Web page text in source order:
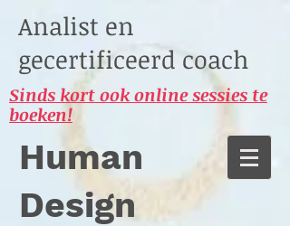
Analist en
gecertificeerd coach
Sinds kort ook online sessies te
boeken!
Human
Design